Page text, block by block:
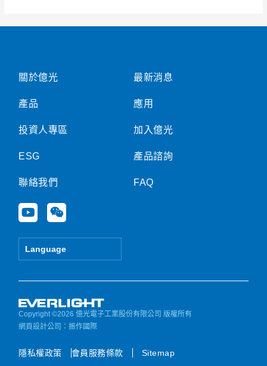
關於億光
產品
投資人專區
ESG
聯絡我們
Y
o
u
e
W
e
i
Language
最新消息
應用
加入億光
產品諮詢
FAQ
Copyright ©2026 億光電子工業股份有限公司 版權所有
網頁設計公司 ：振作國際
隱私權政策 會員服務條款 Sitemap